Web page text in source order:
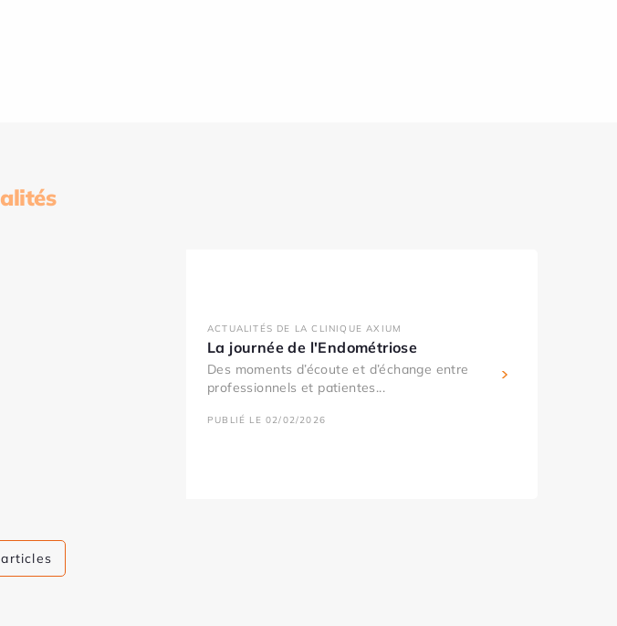
ACTUALITÉS DE LA CLINIQUE AXIUM
La journée de l'Endométriose
Des moments d’écoute et d’échange entre
professionnels et patientes...
PUBLIÉ LE 02/02/2026